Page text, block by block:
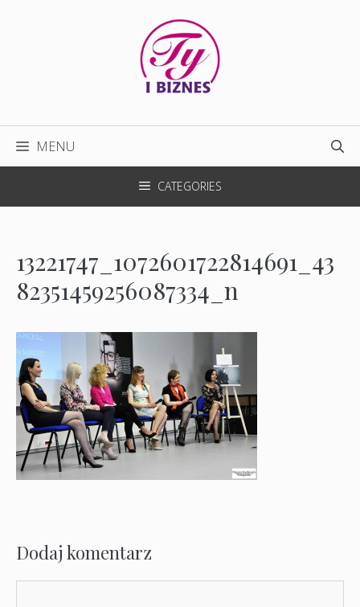
MENU
CATEGORIES
13221747_1072601722814691_43
82351459256087334_n
Dodaj komentarz